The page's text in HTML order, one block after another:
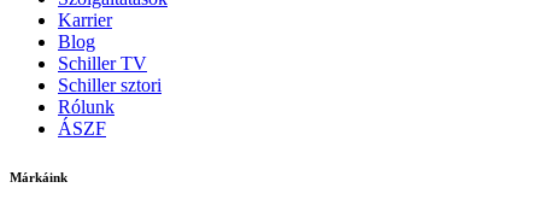
Karrier
Blog
Schiller TV
Schiller sztori
Rólunk
ÁSZF
Márkáink